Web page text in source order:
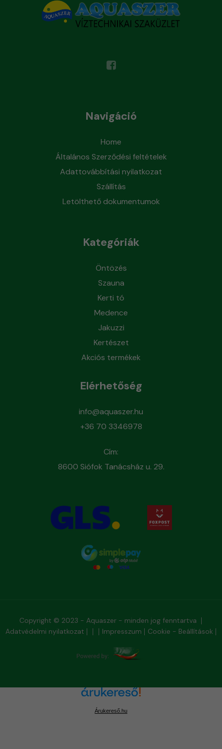
Navigáció
Home
Általános Szerződési feltételek
Adattovábbítási nyilatkozat
Szállítás
Letölthető dokumentumok
Kategóriák
Öntözés
Szauna
Kerti tó
Medence
Jakuzzi
Kertészet
Akciós termékek
Elérhetőség
info@aquaszer.hu
+36 70 3346978
Cím:
8600 Siófok Tanácsház u. 29.
Copyright © 2023 - Aquaszer - minden jog fenntartva
Adatvédelmi nyilatkozat
Impresszum Cookie - Beállítások
Árukereső.hu